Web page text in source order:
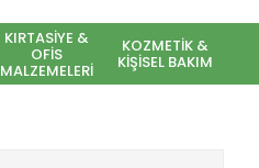
KIRTASİYE &
OFİS
MALZEMELERİ
KOZMETİK &
KİŞİSEL BAKIM